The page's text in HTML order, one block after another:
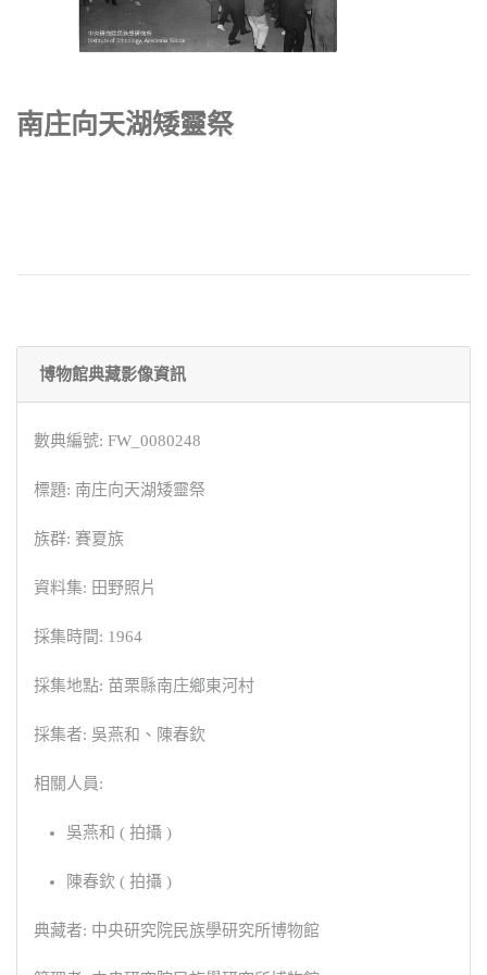
南庄向天湖矮靈祭
博物館典藏影像資訊
數典編號: FW_0080248
標題: 南庄向天湖矮靈祭
族群: 賽夏族
資料集: 田野照片
採集時間: 1964
採集地點: 苗栗縣南庄鄉東河村
採集者: 吳燕和、陳春欽
相關人員:
吳燕和 ( 拍攝 )
陳春欽 ( 拍攝 )
典藏者: 中央研究院民族學研究所博物館